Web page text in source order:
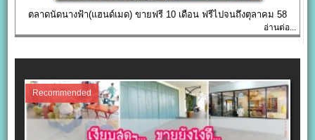
ตลาดนัดนางฟ้า(แฮนด์เมด) ขายฟรี 10 เดือน ฟรีไปจนถึงตุลาคม 58
อ่านต่อ...
Recommended